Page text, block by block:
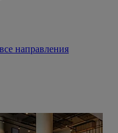
направления